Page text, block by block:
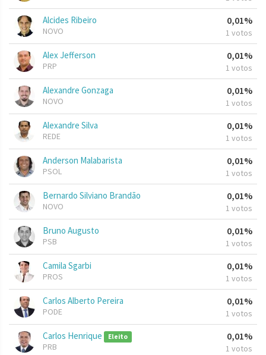
Alcides Ribeiro
NOVO
0,01%
1 votos
Alex Jefferson
PRP
0,01%
1 votos
Alexandre Gonzaga
NOVO
0,01%
1 votos
Alexandre Silva
REDE
0,01%
1 votos
Anderson Malabarista
PSOL
0,01%
1 votos
Bernardo Silviano Brandão
NOVO
0,01%
1 votos
Bruno Augusto
PSB
0,01%
1 votos
Camila Sgarbi
PROS
0,01%
1 votos
Carlos Alberto Pereira
PODE
0,01%
1 votos
Carlos Henrique Eleito
PRB
0,01%
1 votos